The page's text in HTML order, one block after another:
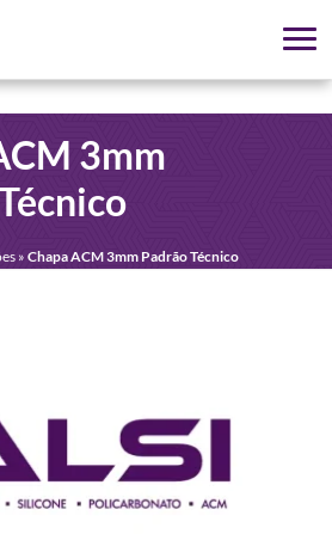
3mm
» Chapa ACM 3mm Padrão Técnico